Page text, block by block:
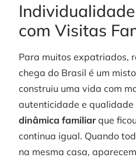
com Visitas
Para muitos expatriados,
chega do Brasil é um
construiu uma vida com
autenticidade e qualidade
dinâmica familiarque
continua igual. Quando
na mesma casa,